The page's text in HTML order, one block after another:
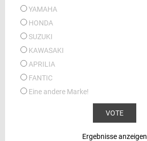
YAMAHA
HONDA
SUZUKI
KAWASAKI
APRILIA
FANTIC
Eine andere Marke!
Ergebnisse anzeigen